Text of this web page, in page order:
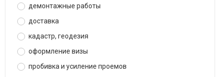
демонтажные работы
доставка
кадастр, геодезия
оформление визы
пробивка и усиление проемов